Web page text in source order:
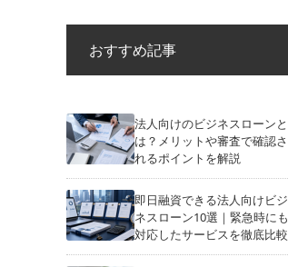
おすすめ記事
法人向けのビジネスローンと
は？メリットや審査で確認さ
れるポイントを解説
即日融資できる法人向けビジ
ネスローン10選｜緊急時にも
対応したサービスを徹底比較